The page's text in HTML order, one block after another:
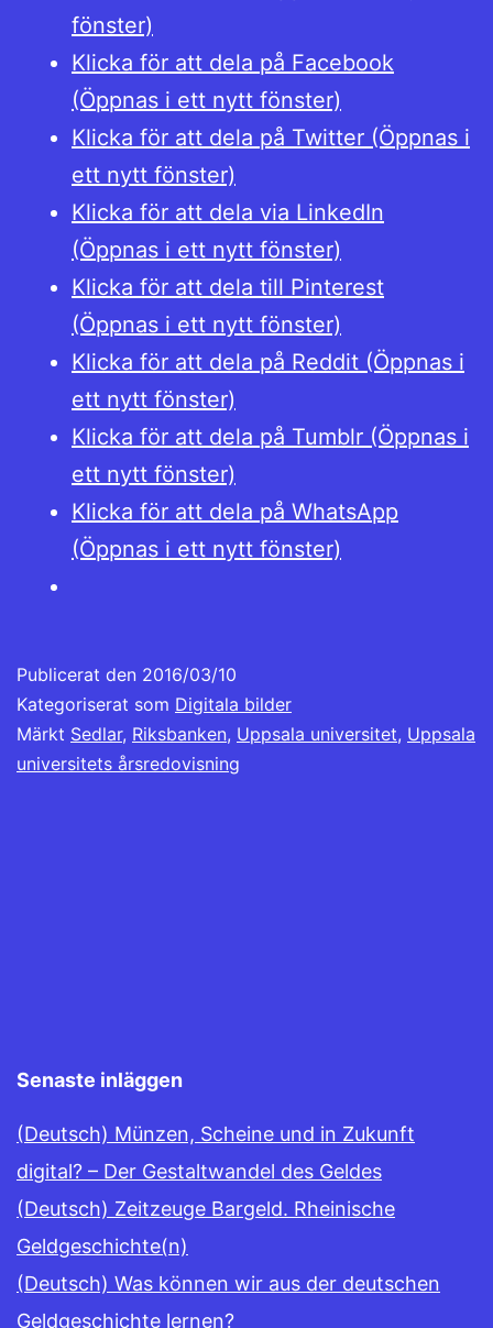
fönster)
Klicka för att dela på Facebook
(Öppnas i ett nytt fönster)
Klicka för att dela på Twitter (Öppnas i
ett nytt fönster)
Klicka för att dela via LinkedIn
(Öppnas i ett nytt fönster)
Klicka för att dela till Pinterest
(Öppnas i ett nytt fönster)
Klicka för att dela på Reddit (Öppnas i
ett nytt fönster)
Klicka för att dela på Tumblr (Öppnas i
ett nytt fönster)
Klicka för att dela på WhatsApp
(Öppnas i ett nytt fönster)
Publicerat den 2016/03/10
Kategoriserat som Digitala bilder
Märkt Sedlar, Riksbanken, Uppsala universitet, Uppsala
universitets årsredovisning
Senaste inläggen
(Deutsch) Münzen, Scheine und in Zukunft
digital? – Der Gestaltwandel des Geldes
(Deutsch) Zeitzeuge Bargeld. Rheinische
Geldgeschichte(n)
(Deutsch) Was können wir aus der deutschen
Geldgeschichte lernen?